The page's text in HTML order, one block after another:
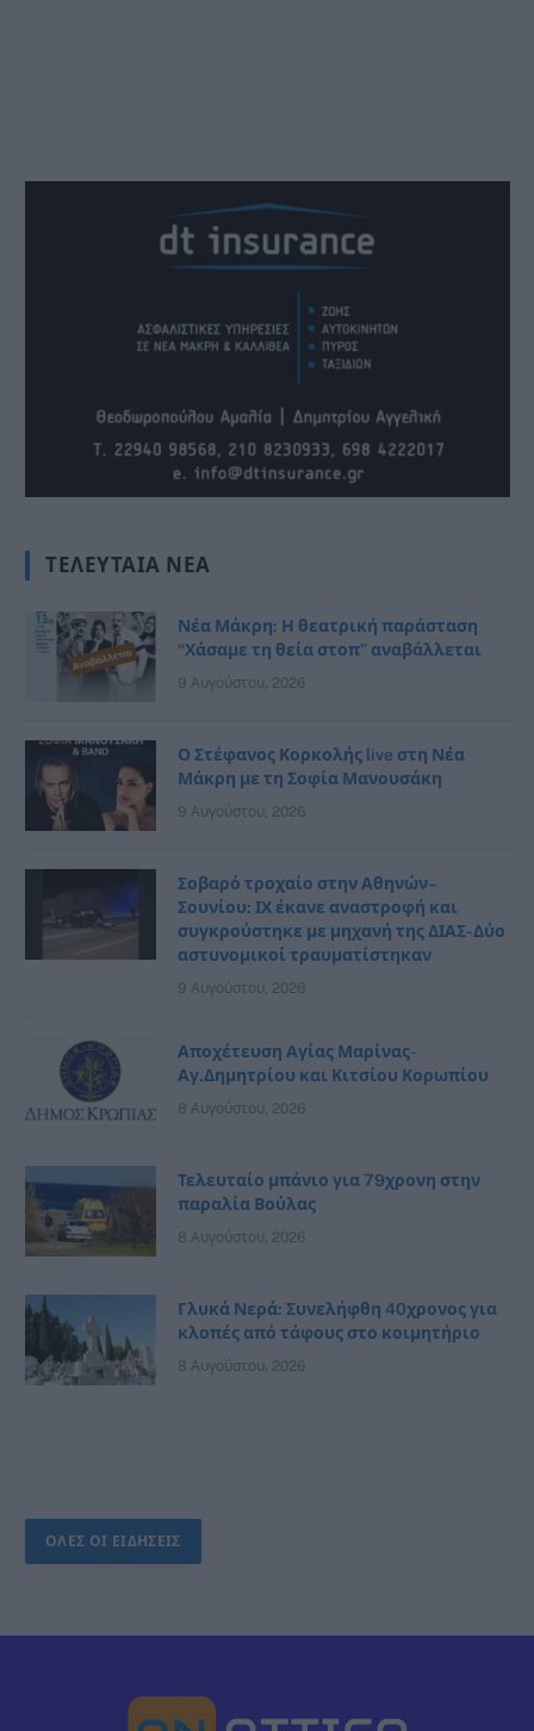
ΤΕΛΕΥΤΑΊΑ ΝΈΑ
Νέα Μάκρη: Η θεατρική παράσταση
“Χάσαμε τη θεία στοπ” αναβάλλεται
9 Αυγούστου, 2026
Ο Στέφανος Κορκολής live στη Νέα
Μάκρη με τη Σοφία Μανουσάκη
9 Αυγούστου, 2026
Σοβαρό τροχαίο στην Αθηνών–
Σουνίου: ΙΧ έκανε αναστροφή και
συγκρούστηκε με μηχανή της ΔΙΑΣ- Δύο
αστυνομικοί τραυματίστηκαν
9 Αυγούστου, 2026
Αποχέτευση Αγίας Μαρίνας-
Αγ.Δημητρίου και Κιτσίου Κορωπίου
8 Αυγούστου, 2026
Τελευταίο μπάνιο για 79χρονη στην
παραλία Βούλας
8 Αυγούστου, 2026
Γλυκά Νερά: Συνελήφθη 40χρονος για
κλοπές από τάφους στο κοιμητήριο
8 Αυγούστου, 2026
ΟΛΕΣ ΟΙ ΕΙΔΗΣΕΙΣ